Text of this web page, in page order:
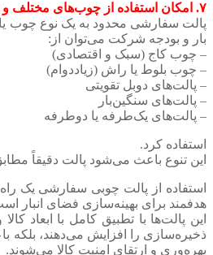
۷. امکان استفاده از چوب‌های مختلف و ساختارهای متنوع
پالت سفارشی محدود به یک نوع چوب
بار و بودجه شرکت می‌توان از:
– چوب کاج (سبک و اقتصادی)
– چوب بلوط یا راش (زیاد‌دوام)
– پالت‌های دوبل تقویتی
– پالت‌های سنگین‌بار
– پالت‌های یک‌طرفه یا دوطرفه
استفاده کرد.
این تنوع باعث می‌شود پالت دقیقاً
استفاده از پالت چوبی سفارشی یک
هدفمند برای بهینه‌سازی فضای انبار
این پالت‌ها با تطبیق کامل با ابعاد
ذخیره‌سازی را افزایش می‌دهند، بلکه
بهره‌وری و ارتقای امنیت کالا می‌شوند.